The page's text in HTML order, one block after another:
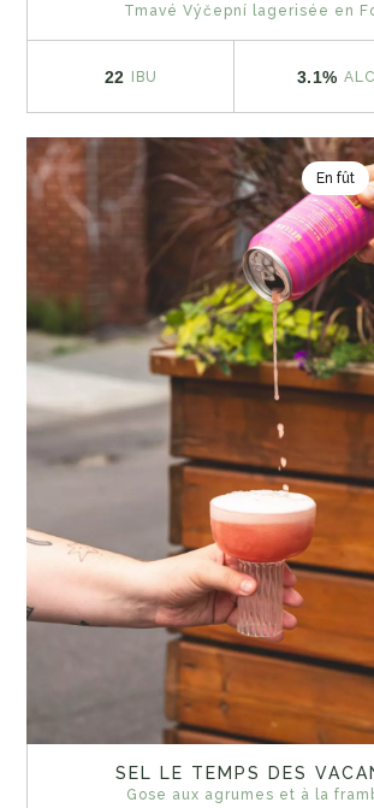
Tmavé Výčepní lagerisée en
22 IBU 3.1% ALC
En fût
SEL LE TEMPS DES
Gose aux agrumes et à la